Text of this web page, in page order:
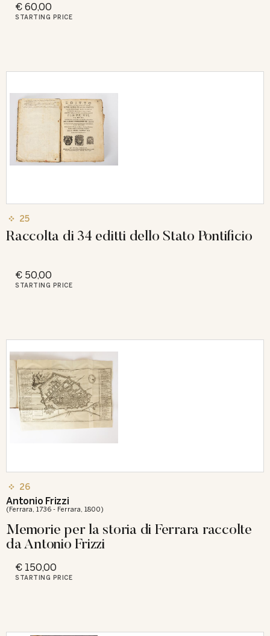
€ 60,00
STARTING PRICE
25
Raccolta di 34 editti dello Stato Pontiﬁcio
€ 50,00
STARTING PRICE
26
Antonio Frizzi
(Ferrara, 1736 - Ferrara, 1800)
Memorie per la storia di Ferrara raccolte
da Antonio Frizzi
€ 150,00
STARTING PRICE